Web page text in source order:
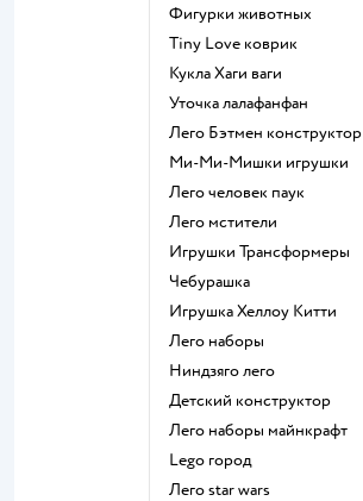
Фигурки животных
Tiny Love коврик
Кукла Хаги ваги
Уточка лалафанфан
Лего Бэтмен конструктор
Ми-Ми-Мишки игрушки
Лего человек паук
Лего мстители
Игрушки Трансформеры
Чебурашка
Игрушка Хеллоу Китти
Лего наборы
Ниндзяго лего
Детский конструктор
Лего наборы майнкрафт
Lego город
Лего star wars